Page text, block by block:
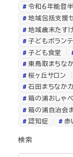
令和６年能登
地域包括支援
地域歳末たす
子どもボラン
子ども食堂
東鳥取まちな
桜ヶ丘サロン
石田まちなかカ
箱の浦おしゃ
箱の浦自治会
認知症
赤
検索